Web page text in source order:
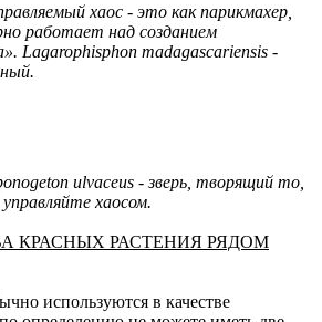
хаос - это как парикмахер,
работает над созданием
Lagarophisphon madagascariensis -
ulvaceus - зверь, творящий то,
хаосом.
КРАСНЫХ РАСТЕНИЯ РЯДОМ
используются в качестве